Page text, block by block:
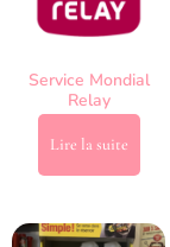
Service Mondial
Relay
Lire la suite